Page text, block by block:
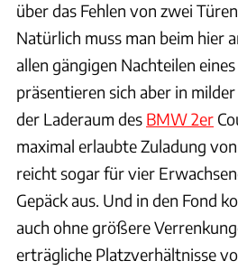
über das Fehlen von zwei
Natürlich muss man beim hier
allen gängigen Nachteilen
präsentieren sich aber in
der Laderaum des BMW 2er
maximal erlaubte Zuladung
reicht sogar für vier
Gepäck aus. Und in den Fond
auch ohne größere
erträgliche Platzverhältnisse